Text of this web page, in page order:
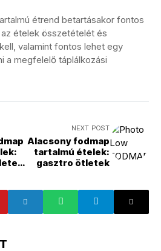
étrend betartásakor fontos
ételek összetételét és
valamint fontos lehet egy
a megfelelő táplálkozási
NEXT POST
Alacsony fodmap
tartalmú ételek:
gasztro ötletek